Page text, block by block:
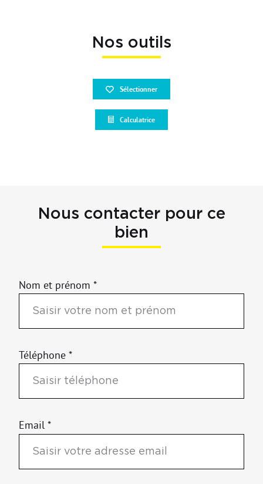
Nos outils
Sélectionner
Calculatrice
Nous contacter pour ce
bien
Nom et prénom *
Téléphone *
Email *